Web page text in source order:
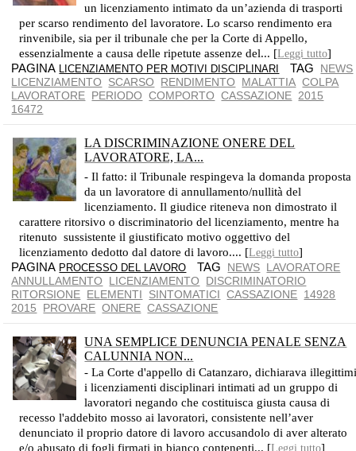
un licenziamento intimato da un’azienda di trasporti
per scarso rendimento del lavoratore. Lo scarso rendimento era
rinvenibile, sia per il tribunale che per la Corte di Appello,
essenzialmente a causa delle ripetute assenze del... [Leggi tutto]
PAGINA LICENZIAMENTO PER MOTIVI DISCIPLINARI TAG NEWS
LICENZIAMENTO
SCARSO RENDIMENTO MALATTIA COLPA
LAVORATORE PERIODO COMPORTO CASSAZIONE 2015
16472
LA DISCRIMINAZIONE ONERE DEL
LAVORATORE, LA...
- Il fatto: il Tribunale respingeva la domanda proposta
da un lavoratore di annullamento/nullità del
licenziamento. Il giudice riteneva non dimostrato il
carattere ritorsivo o discriminatorio del licenziamento, mentre ha
ritenuto sussistente il giustificato motivo oggettivo del
licenziamento dedotto dal datore di lavoro.... [Leggi tutto]
PAGINA PROCESSO DEL LAVORO TAG NEWS LAVORATORE
ANNULLAMENTO
LICENZIAMENTO
DISCRIMINATORIO
RITORSIONE ELEMENTI SINTOMATICI CASSAZIONE 14928
2015
PROVARE ONERE CASSAZIONE
UNA SEMPLICE DENUNCIA PENALE SENZA
CALUNNIA NON...
- La Corte d'appello di Catanzaro, dichiarava
i licenziamenti disciplinari intimati ad un gruppo di
lavoratori negando che costituisca giusta causa di
recesso l'addebito mosso ai lavoratori, consistente nell’aver
denunciato il proprio datore di lavoro accusandolo di aver alterato
e/o abusato di fogli firmati in bianco contenenti... [Leggi tutto]